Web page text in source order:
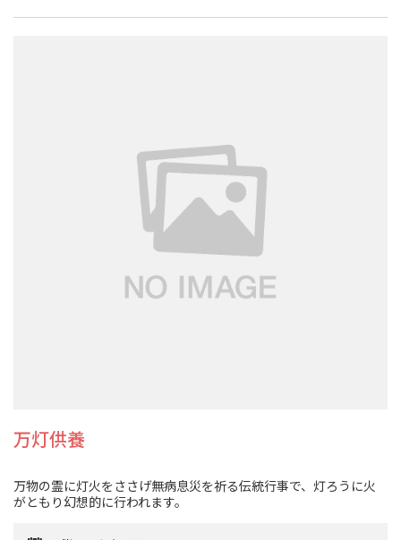
万灯供養
万物の霊に灯火をささげ無病息災を祈る伝統行事で、灯ろうに火
がともり幻想的に行われます。